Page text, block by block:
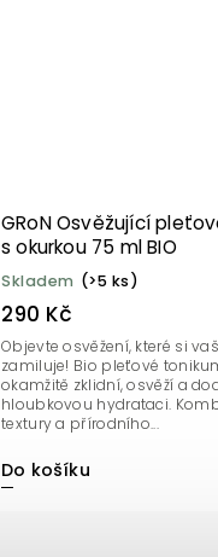
GRoN Osvěžující
s okurkou 75 ml BIO
Skladem (>5 ks)
290 Kč
Do košíku
Objevte osvěžení, které si
zamiluje! Bio pleťové
okamžitě zklidní, osvěží a
hloubkovou hydrataci.
textury a přírodního...